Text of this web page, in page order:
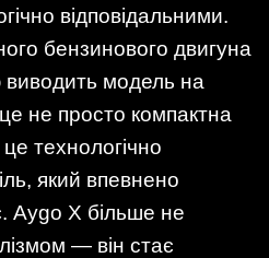
відповідальними.
бензинового двигуна
виводить модель на
не просто компактна
технологічно
який впевнено
Aygo X більше не
— він стає